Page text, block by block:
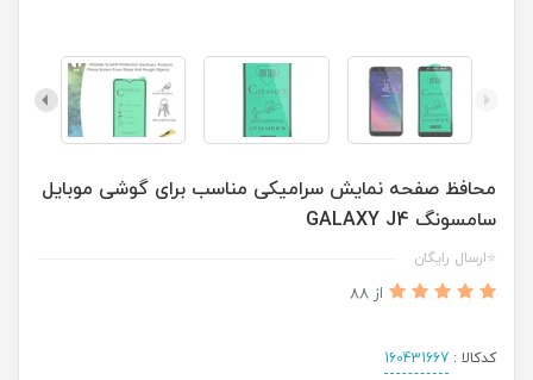
محافظ صفحه نمایش سرامیکی مناسب برای گوشی موبایل
سامسونگ GALAXY J4
⭐ارسال رایگان
از 88
کدکالا : 160431667